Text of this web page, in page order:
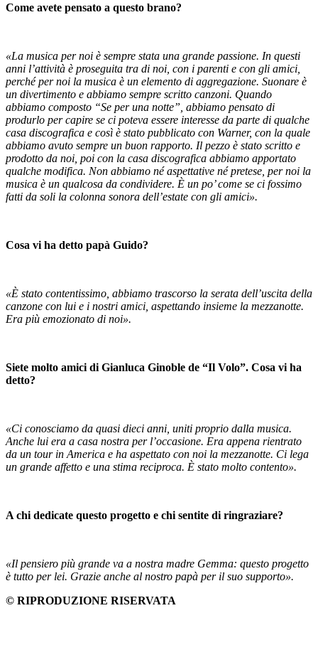
Come avete pensato a questo brano?
«La musica per noi è sempre stata una grande passione. In questi
anni l’attività è proseguita tra di noi, con i parenti e con gli amici,
perché per noi la musica è un elemento di aggregazione. Suonare è
un divertimento e abbiamo sempre scritto canzoni. Quando
abbiamo composto “Se per una notte” , abbiamo pensato di
produrlo per capire se ci poteva essere interesse da parte di qualche
casa discografica e così è stato pubblicato con Warner, con la quale
abbiamo avuto sempre un buon rapporto. Il pezzo è stato scritto e
prodotto da noi, poi con la casa discografica abbiamo apportato
qualche modifica. Non abbiamo né aspettative né pretese, per noi la
musica è un qualcosa da condividere. È un po’ come se ci fossimo
fatti da soli la colonna sonora dell’estate con gli amici».
Cosa vi ha detto papà Guido?
«È stato contentissimo, abbiamo trascorso la serata dell’uscita della
canzone con lui e i nostri amici, aspettando insieme la mezzanotte.
Era più emozionato di noi».
Siete molto amici di Gianluca Ginoble de “Il Volo”. Cosa vi ha
detto?
«Ci conosciamo da quasi dieci anni, uniti proprio dalla musica.
Anche lui era a casa nostra per l’occasione. Era appena rientrato
da un tour in America e ha aspettato con noi la mezzanotte. Ci lega
un grande affetto e una stima reciproca. È stato molto contento».
A chi dedicate questo progetto e chi sentite di ringraziare?
«Il pensiero più grande va a nostra madre Gemma: questo progetto
è tutto per lei. Grazie anche al nostro papà per il suo supporto».
© RIPRODUZIONE RISERVATA